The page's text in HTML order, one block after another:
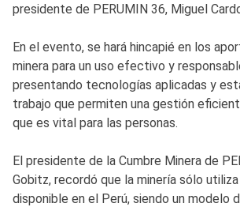
presidente de PERUMIN 36, Miguel
En el evento, se hará hincapié en los
minera para un uso efectivo y
presentando tecnologías aplicadas y
trabajo que permiten una gestión
que es vital para las personas.
El presidente de la Cumbre Minera de
Gobitz, recordó que la minería sólo
disponible en el Perú, siendo un modelo